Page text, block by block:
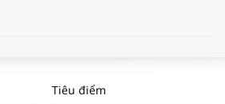
NAM NĂM 2024 VÀ NĂM 2025 | NHỊP
ĐẬP THỊ TRƯỜNG #62
Tiêu điểm